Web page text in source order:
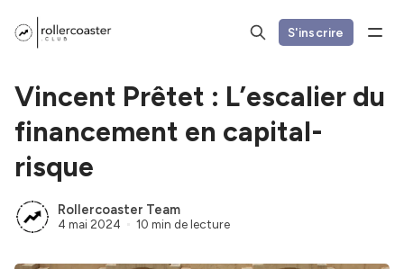
S'inscrire
Vincent Prêtet : L’escalier du
financement en capital-
risque
Rollercoaster Team
4 mai 2024 10 min de lecture